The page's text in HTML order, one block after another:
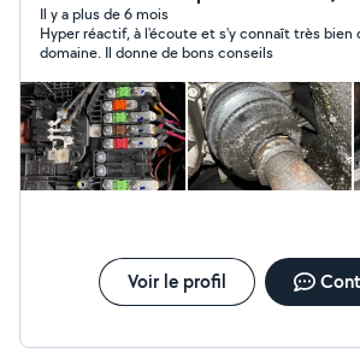
Il y a plus de 6 mois
Hyper réactif, à l'écoute et s'y connaît très bien
domaine. Il donne de bons conseils
Voir le profil